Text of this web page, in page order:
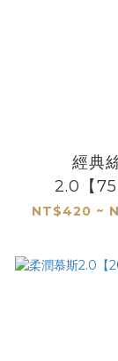
經典
2.0【
【
NT$420 ~